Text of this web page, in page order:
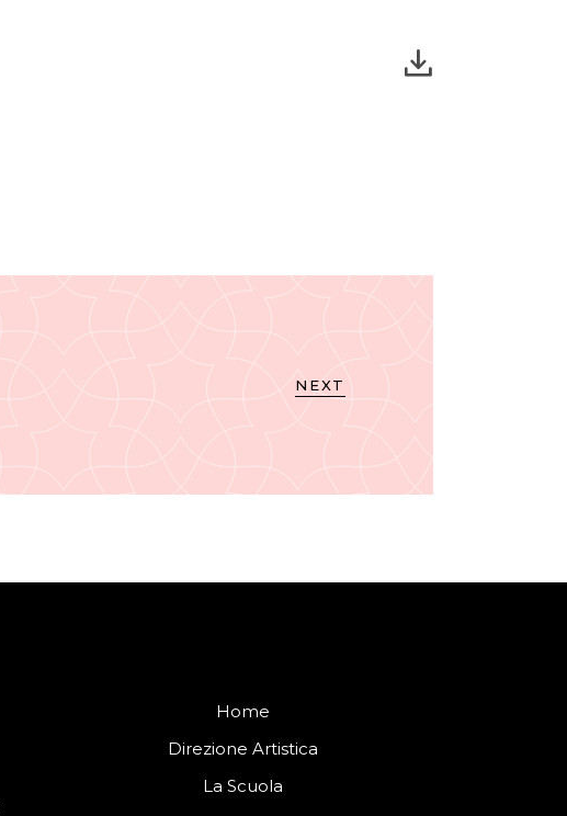
NEXT
Home
Direzione Artistica
La Scuola